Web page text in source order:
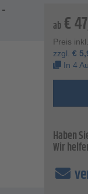
ab €
Preis
zzgl.€
In 4
Haben
Wir